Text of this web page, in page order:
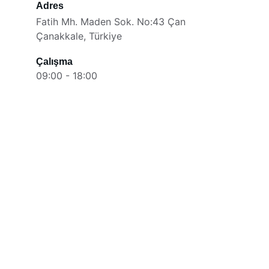
Adres
Fatih Mh. Maden Sok. No:43 Çan
Çanakkale, Türkiye
Çalışma
09:00 - 18:00